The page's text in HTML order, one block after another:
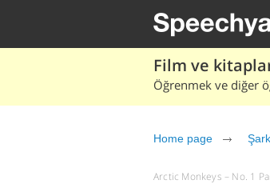
Film ve
Öğrenmek ve diğer
Home page
Arctic Monkeys – No. 1